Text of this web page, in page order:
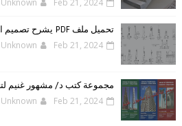
Unknown Feb 21, 2024
تحميل ملف PDF يشرح تصميم الماذن والمداخن والابراج الرفيعة
Unknown Feb 21, 2024
مجموعة كتب د/ مشهور غنيم
Unknown Feb 21, 2024